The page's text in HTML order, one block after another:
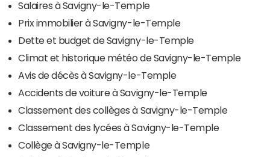
Salaires à Savigny-le-Temple
Prix immobilier à Savigny-le-Temple
Dette et budget de Savigny-le-Temple
Climat et historique météo de Savigny-le-Temple
Avis de décès à Savigny-le-Temple
Accidents de voiture à Savigny-le-Temple
Classement des collèges à Savigny-le-Temple
Classement des lycées à Savigny-le-Temple
Collège à Savigny-le-Temple